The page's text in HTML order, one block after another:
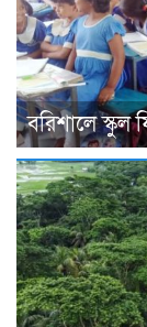
বরিশালে স্কুল